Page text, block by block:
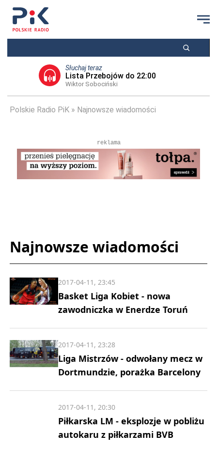
Słuchaj teraz
Lista Przebojów do 22:00
Wiktor Sobociński
Polskie Radio PiK Najnowsze wiadomości
reklama
Najnowsze wiadomości
Basket Liga Kobiet - nowa
zawodniczka w Enerdze Toruń
2017-04-11, 23:45
Liga Mistrzów - odwołany mecz w
Dortmundzie, porażka Barcelony
2017-04-11, 23:28
Piłkarska LM - eksplozje w pobliżu
autokaru z piłkarzami BVB
2017-04-11, 20:30